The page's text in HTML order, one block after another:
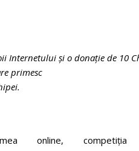
Internetului și o donație de 10
primesc
online,